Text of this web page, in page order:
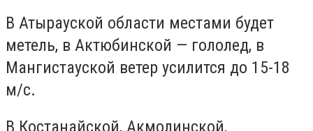
В Атырауской области местами будет
метель, в Актюбинской — гололед, в
Мангистауской ветер усилится до 15-18
м/с.
В Костанайской, Акмолинской,